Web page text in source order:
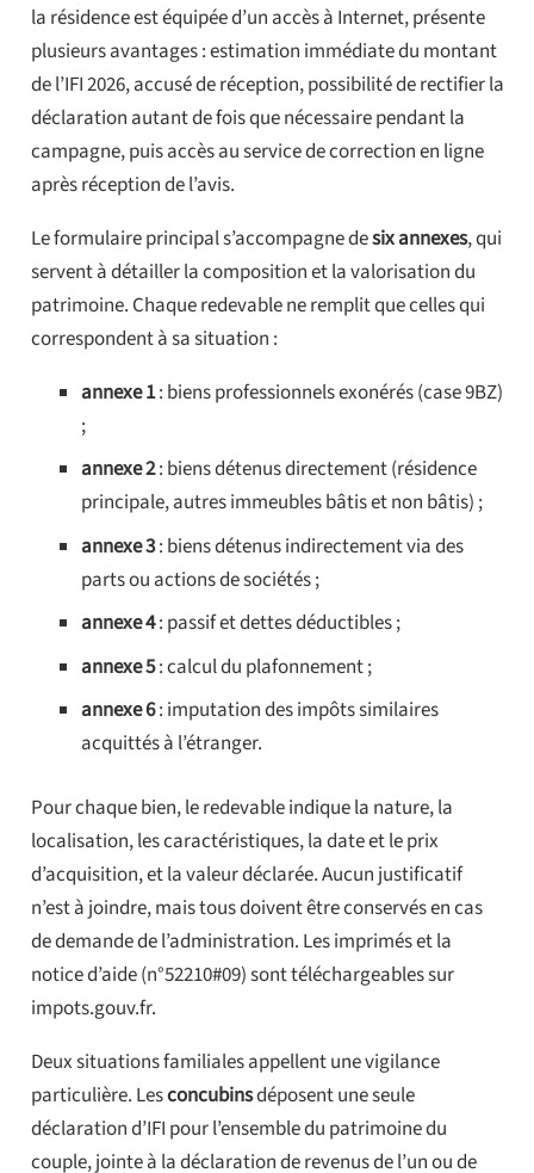
la résidence est équipée d’un accès à Internet, présente
plusieurs avantages : estimation immédiate du montant
de l’IFI 2026, accusé de réception, possibilité de rectifier la
déclaration autant de fois que nécessaire pendant la
campagne, puis accès au service de correction en ligne
après réception de l’avis.
Le formulaire principal s’accompagne desix annexes, qui
servent à détailler la composition et la valorisation du
patrimoine. Chaque redevable ne remplit que celles qui
correspondent à sa situation :
annexe 1: biens professionnels exonérés (case 9BZ)
;
annexe 2: biens détenus directement (résidence
principale, autres immeubles bâtis et non bâtis) ;
annexe 3: biens détenus indirectement via des
parts ou actions de sociétés ;
annexe 4: passif et dettes déductibles ;
annexe 5: calcul du plafonnement ;
annexe 6: imputation des impôts similaires
acquittés à l’étranger.
Pour chaque bien, le redevable indique la nature, la
localisation, les caractéristiques, la date et le prix
d’acquisition, et la valeur déclarée. Aucun justificatif
n’est à joindre, mais tous doivent être conservés en cas
de demande de l’administration. Les imprimés et la
notice d’aide (n°52210#09) sont téléchargeables sur
impots.gouv.fr.
Deux situations familiales appellent une vigilance
particulière. Lesconcubinsdéposent une seule
déclaration d’IFI pour l’ensemble du patrimoine du
couple, jointe à la déclaration de revenus de l’un ou de